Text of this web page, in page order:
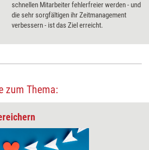
schnellen Mitarbeiter fehlerfreier werden - und
die sehr sorgfältigen ihr Zeitmanagement
verbessern - ist das Ziel erreicht.
zum Thema: